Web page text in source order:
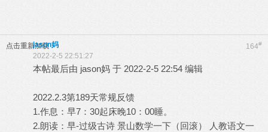
点击重新加载 164#
jason妈
2022-2-5 22:51:27
本帖最后由 jason妈 于 2022-2-5 22:54 编辑
2022.2.3第189天常规反馈
1.作息：早7：30起床晚10：00睡。
2.朗读：早-过级古诗 景山数学一下（回滚） 人教语文一